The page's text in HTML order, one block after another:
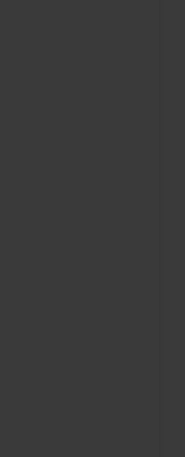
قانوني جوهري يخص